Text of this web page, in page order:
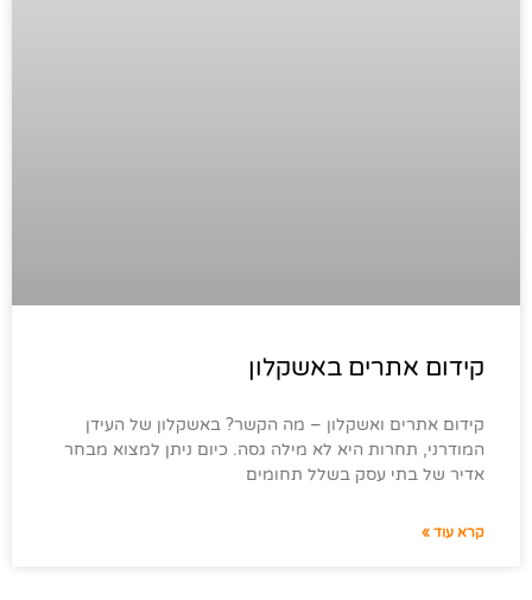
קידום אתרים באשקלון
קידום אתרים ואשקלון – מה הקשר? באשקלון של העידן
המודרני, תחרות היא לא מילה גסה. כיום ניתן למצוא מבחר
אדיר של בתי עסק בשלל תחומים
קרא עוד »